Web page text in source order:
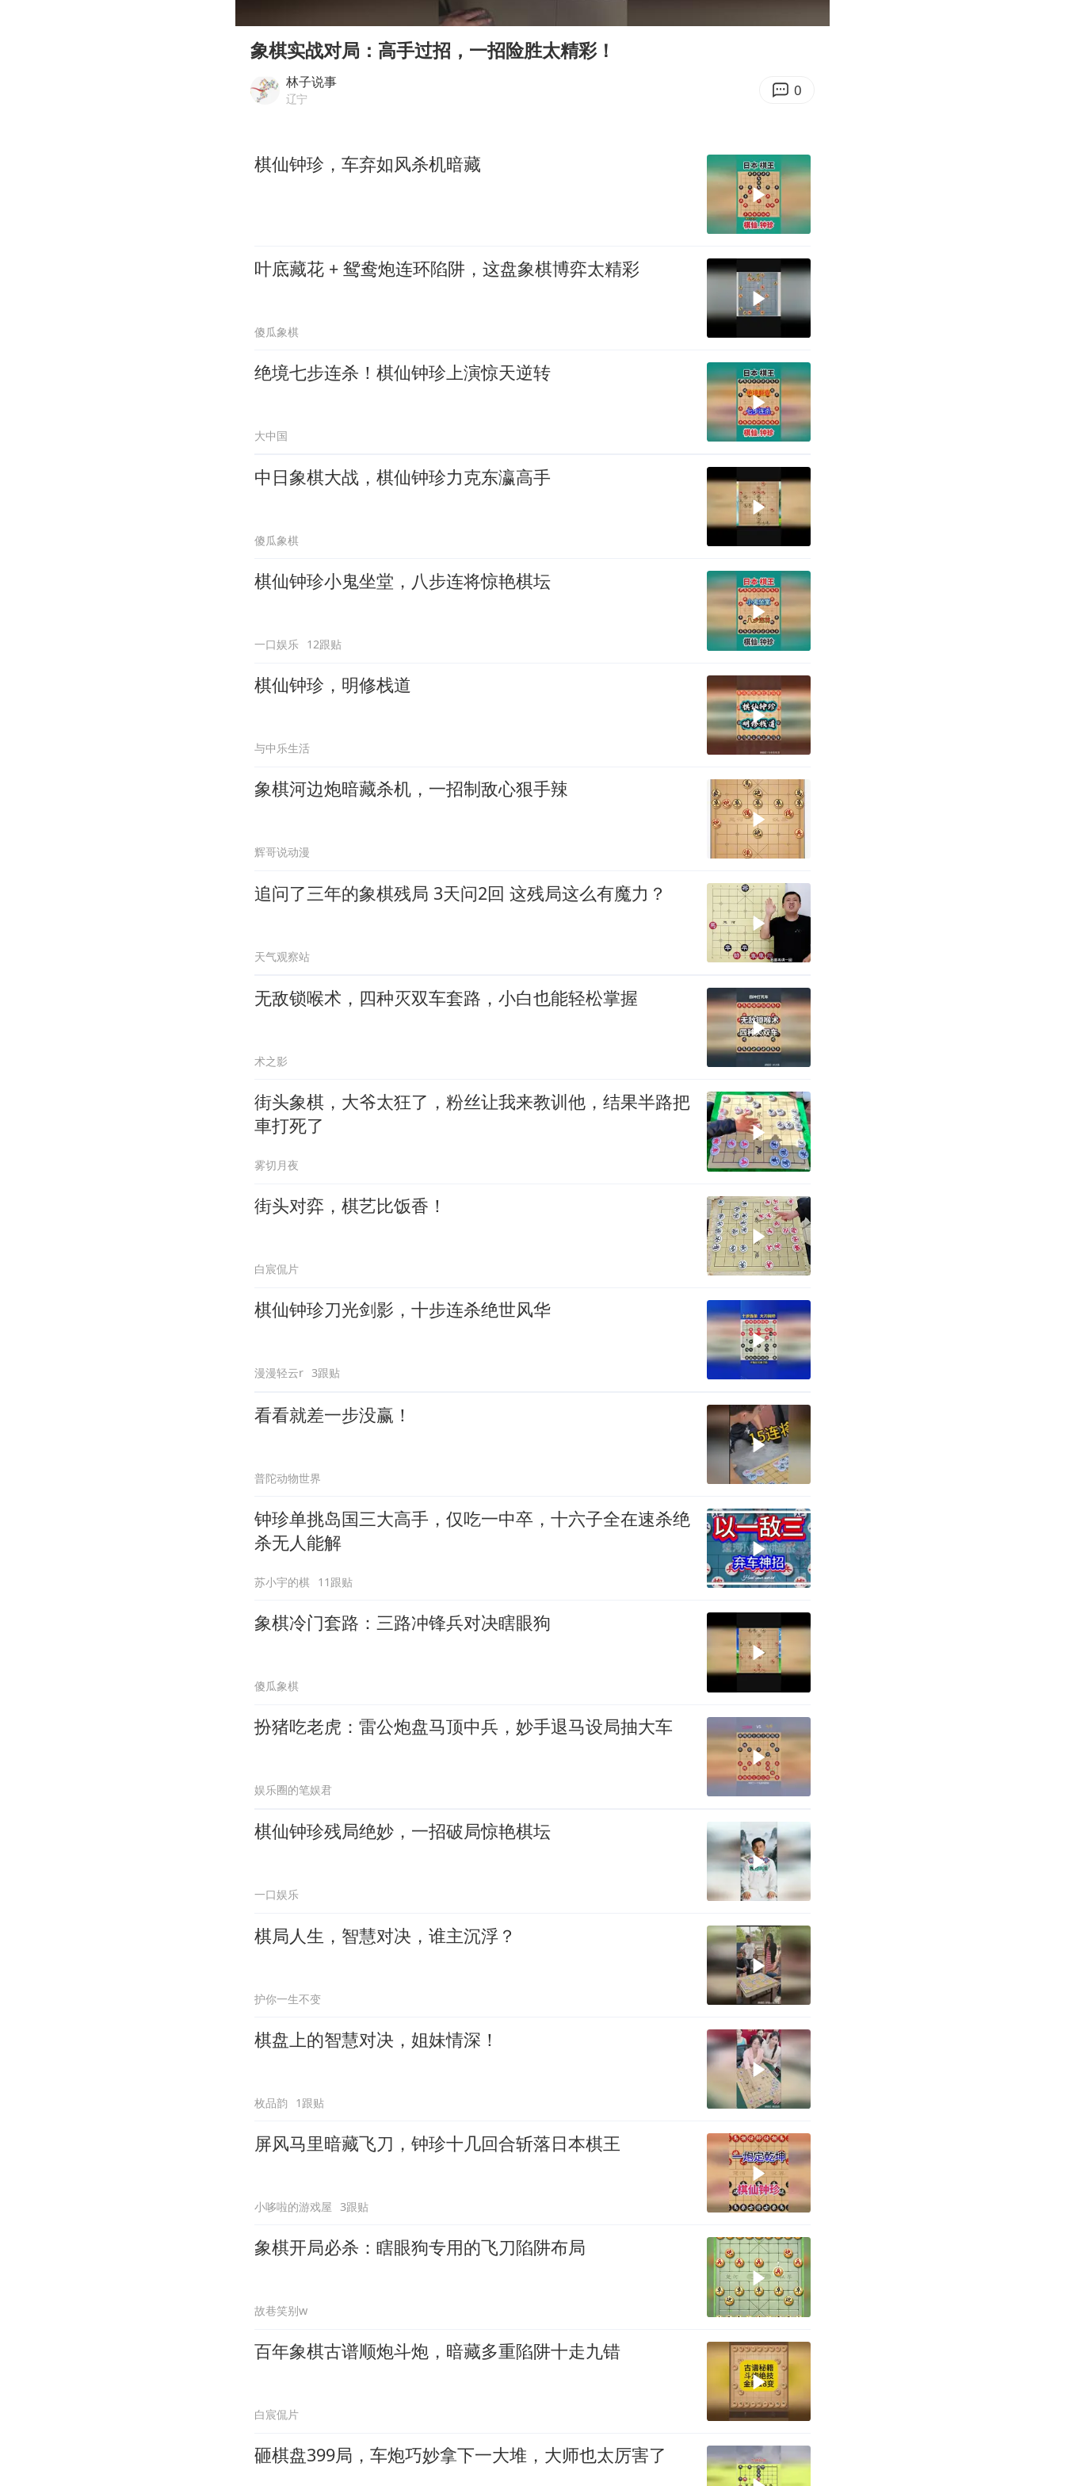
47岁妈妈突然产女 26岁女儿：很震惊
97岁英国奶奶飞上天再破吉尼斯纪录
“中国蔬菜之乡”最高温达41.8℃
象棋实战对局：高手过招，一招险胜太精彩！
林子说事
辽宁 0
棋仙钟珍，车弃如风杀机暗藏
叶底藏花 + 鸳鸯炮连环陷阱，这盘象棋博弈太精彩
傻瓜象棋
绝境七步连杀！棋仙钟珍上演惊天逆转
大中国
中日象棋大战，棋仙钟珍力克东瀛高手
傻瓜象棋
棋仙钟珍小鬼坐堂，八步连将惊艳棋坛
一口娱乐 12跟贴
棋仙钟珍，明修栈道
与中乐生活
象棋河边炮暗藏杀机，一招制敌心狠手辣
辉哥说动漫
追问了三年的象棋残局 3天问2回 这残局这么有魔力？
天气观察站
无敌锁喉术，四种灭双车套路，小白也能轻松掌握
术之影
街头象棋，大爷太狂了，粉丝让我来教训他，结果半路把
車打死了
雾切月夜
街头对弈，棋艺比饭香！
白宸侃片
棋仙钟珍刀光剑影，十步连杀绝世风华
漫漫轻云r 3跟贴
看看就差一步没赢！
普陀动物世界
钟珍单挑岛国三大高手，仅吃一中卒，十六子全在速杀绝
杀无人能解
苏小宇的棋 11跟贴
象棋冷门套路：三路冲锋兵对决瞎眼狗
傻瓜象棋
扮猪吃老虎：雷公炮盘马顶中兵，妙手退马设局抽大车
娱乐圈的笔娱君
棋仙钟珍残局绝妙，一招破局惊艳棋坛
一口娱乐
棋局人生，智慧对决，谁主沉浮？
护你一生不变
棋盘上的智慧对决，姐妹情深！
枚品韵 1跟贴
屏风马里暗藏飞刀，钟珍十几回合斩落日本棋王
小哆啦的游戏屋 3跟贴
象棋开局必杀：瞎眼狗专用的飞刀陷阱布局
故巷笑别w
百年象棋古谱顺炮斗炮，暗藏多重陷阱十走九错
白宸侃片
砸棋盘399局，车炮巧妙拿下一大堆，大师也太厉害了